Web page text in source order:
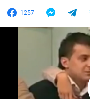
1257